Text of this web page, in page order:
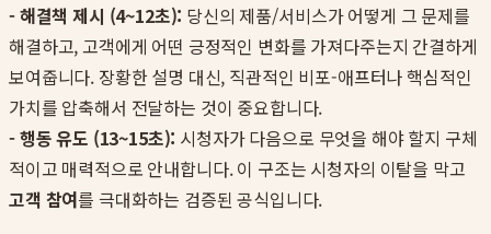
- 해결책 제시 (4~12초): 당신의 제품/서비스가 어떻게 그 문제를
해결하고, 고객에게 어떤 긍정적인 변화를 가져다주는지 간결하게
보여줍니다. 장황한 설명 대신, 직관적인 비포-애프터나 핵심적인
가치를 압축해서 전달하는 것이 중요합니다.
- 행동 유도 (13~15초): 시청자가 다음으로 무엇을 해야 할지 구체
적이고 매력적으로 안내합니다. 이 구조는 시청자의 이탈을 막고
고객 참여를 극대화하는 검증된 공식입니다.